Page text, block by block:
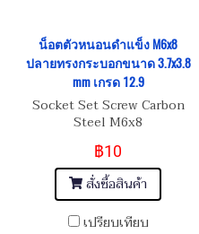
น็อตตัวหนอนดำแข็ง M6x8
ปลายทรงกระบอกขนาด 3.7x3.8
mm เกรด 12.9
Socket Set Screw Carbon
Steel M6x8
฿10
สั่งซื้อสินค้า
เปรียบเทียบ